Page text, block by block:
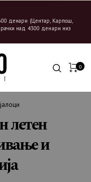
денари (Центар, Карпош,
над 4300 денари низ
0
летен
и